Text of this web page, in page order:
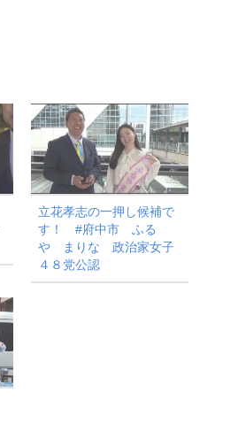
立花孝志の一押し候補で
す！ #府中市 ふる
や まりな 政治家女子
４８党公認